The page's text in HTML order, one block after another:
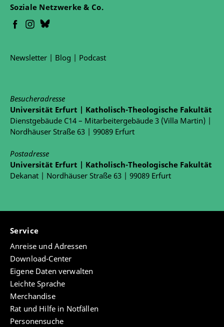
Soziale Netzwerke & Co.
Newsletter | Blog | Podcast
Besucheradresse
Universität Erfurt | Katholisch-Theologische Fakultät
Dienstgebäude C14 – Mitarbeitergebäude 3 (Villa Martin) |
Nordhäuser Straße 63 | 99089 Erfurt
Postadresse
Universität Erfurt | Katholisch-Theologische Fakultät
Dekanat | Nordhäuser Straße 63 | 99089 Erfurt
Service
Anreise und Adressen
Download-Center
Eigene Daten verwalten
Leichte Sprache
Merchandise
Rat und Hilfe in Notfällen
Personensuche